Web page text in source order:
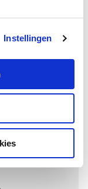
Instellingen